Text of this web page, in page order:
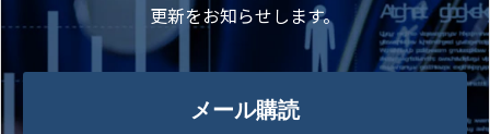
更新をお知らせします。
メール購読